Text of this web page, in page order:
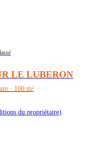
LE LUBERON
· 100 m²
du propriétaire)